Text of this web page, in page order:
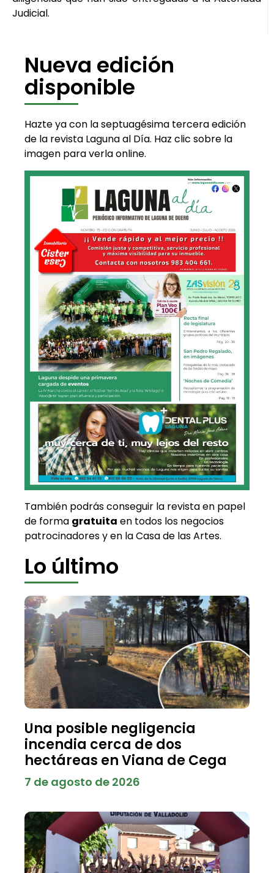
Judicial.
Nueva edición
disponible
Hazte ya con la septuagésima tercera edición
de la revista Laguna al Día. Haz clic sobre la
imagen para verla online.
También podrás conseguir la revista en papel
de forma gratuita en todos los negocios
patrocinadores y en la Casa de las Artes.
Lo último
Una posible negligencia
incendia cerca de dos
hectáreas en Viana de Cega
7 de agosto de 2026